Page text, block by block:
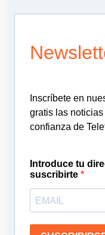
Inscríbete en
gratis las
confianza de
Introduce tu
suscribirte